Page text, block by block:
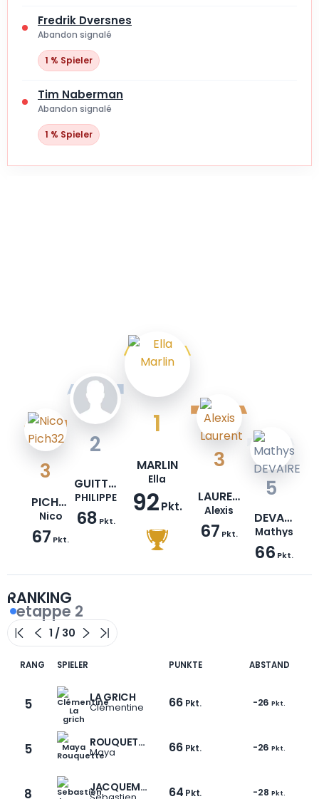
Fredrik Dversnes
Abandon signalé
1 % Spieler
Tim Naberman
Abandon signalé
1 % Spieler
1
MARLIN
Ella
92Pkt.
2
GUITTARD
PHILIPPE
68 Pkt.
3
LAURENT
Alexis
67 Pkt.
3
PICH32
Nico
67 Pkt.
5
DEVAIRE
Mathys
66 Pkt.
RANKING
etappe 2
RANG SPIELER PUNKTE ABSTAND
5 LA GRICH
Clémentine 66 Pkt. -26 Pkt.
5 ROUQUETTE
Maya 66 Pkt. -26 Pkt.
8 JACQUEMONT 64 Pkt. -28 Pkt.